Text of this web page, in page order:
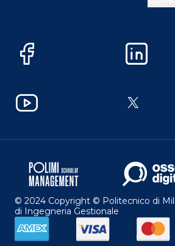
Facebook LinkedIn
YouTube X
© 2024 Copyright © Politecnico di
di Ingegneria Gestionale